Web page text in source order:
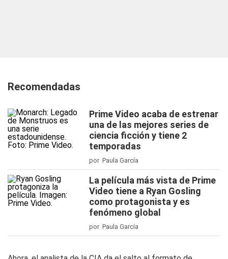
Recomendadas
Prime Video acaba de estrenar
una de las mejores series de
ciencia ficción y tiene 2
temporadas
por Paula García
La película más vista de Prime
Video tiene a Ryan Gosling
como protagonista y es
fenómeno global
por Paula García